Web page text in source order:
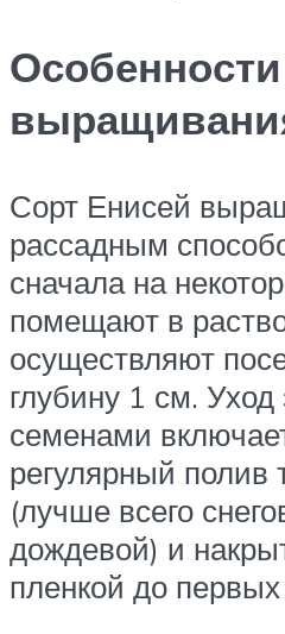
Особенности
Сорт Енисей
рассадным
сначала на
помещают в
осуществляют
глубину 1 см.
семенами
регулярный полив
(лучше всего
дождевой) и
пленкой до первых